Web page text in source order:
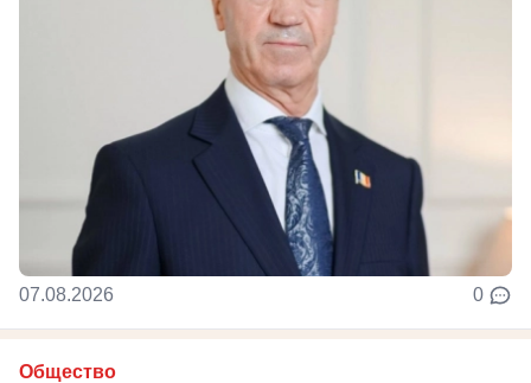
07.08.2026 0
Общество